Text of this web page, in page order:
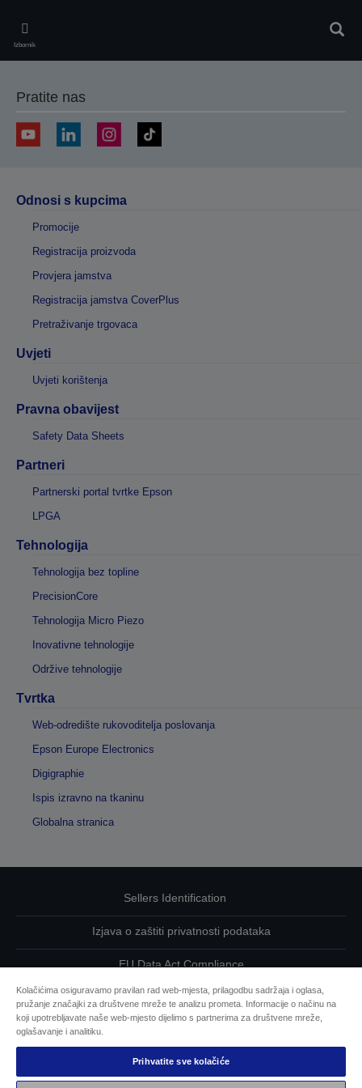
main
content
Izbornik
Pratite nas
Odnosi s kupcima
Promocije
Registracija proizvoda
Provjera jamstva
Registracija jamstva CoverPlus
Pretraživanje trgovaca
Uvjeti
Uvjeti korištenja
Pravna obavijest
Safety Data Sheets
Partneri
Partnerski portal tvrtke Epson
LPGA
Tehnologija
Tehnologija bez topline
PrecisionCore
Tehnologija Micro Piezo
Inovativne tehnologije
Održive tehnologije
Tvrtka
Web-odredište rukovoditelja poslovanja
Epson Europe Electronics
Digigraphie
Ispis izravno na tkaninu
Globalna stranica
Sellers Identification
Izjava o zaštiti privatnosti podataka
EU Data Act Compliance
Kontaktirajte nas u vezi svojih podataka
Epsonova predanost pristupačnosti
Kolačićima osiguravamo pravilan rad web-mjesta, prilagodbu sadržaja i oglasa,
pružanje značajki za društvene mreže te analizu prometa. Informacije o načinu na
koji upotrebljavate naše web-mjesto dijelimo s partnerima za društvene mreže,
oglašavanje i analitiku.
Prihvatite sve kolačiće